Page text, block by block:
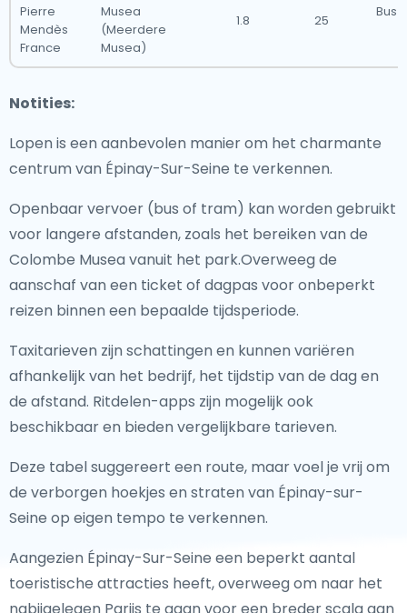
Pierre
Mendès
France
Musea
(Meerdere
Musea)
1.8 25
Bus
Notities:
Lopen is een aanbevolen manier om het charmante
centrum van Épinay-Sur-Seine te verkennen.
Openbaar vervoer (bus of tram) kan worden gebruikt
voor langere afstanden, zoals het bereiken van de
Colombe Musea vanuit het park.Overweeg de
aanschaf van een ticket of dagpas voor onbeperkt
reizen binnen een bepaalde tijdsperiode.
Taxitarieven zijn schattingen en kunnen variëren
afhankelijk van het bedrijf, het tijdstip van de dag en
de afstand. Ritdelen-apps zijn mogelijk ook
beschikbaar en bieden vergelijkbare tarieven.
Deze tabel suggereert een route, maar voel je vrij om
de verborgen hoekjes en straten van Épinay-sur-
Seine op eigen tempo te verkennen.
Aangezien Épinay-Sur-Seine een beperkt aantal
toeristische attracties heeft, overweeg om naar het